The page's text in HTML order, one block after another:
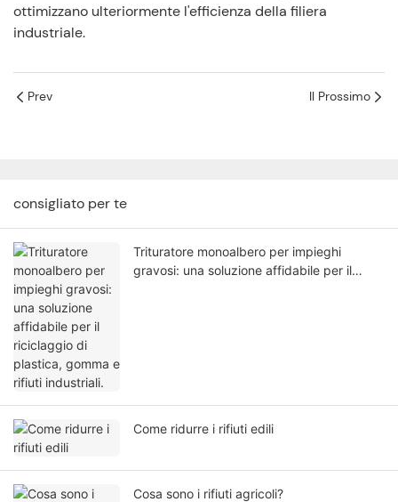
ottimizzano ulteriormente l'efficienza della filiera
industriale.
Prev Il Prossimo
consigliato per te
Trituratore monoalbero per impieghi
gravosi: una soluzione affidabile per il
Come ridurre i rifiuti edili
Cosa sono i rifiuti agricoli?